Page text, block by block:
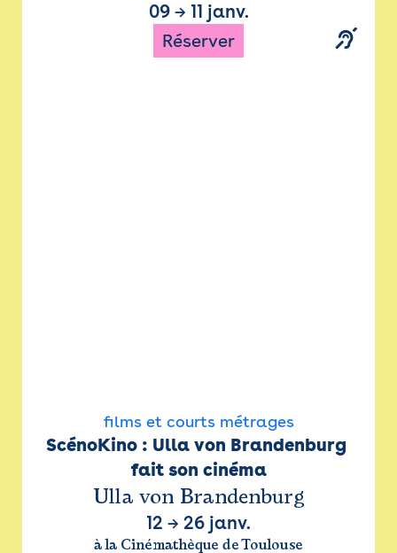
09→ 11 janv.
Réserver
films et courts métrages
ScénoKino : Ulla von Brandenburg
fait son cinéma
Ulla von Brandenburg
12 → 26 janv.
à la Cinémathèque de Toulouse